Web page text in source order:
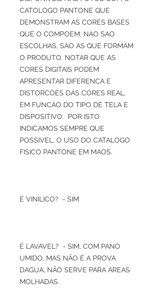
CATOLOGO PANTONE QUE
DEMONSTRAM AS CORES BASES
QUE O COMPOEM, NAO SAO
ESCOLHAS, SAO AS QUE FORMAM
O PRODUTO. NOTAR QUE AS
CORES DIGITAIS PODEM
APRESENTAR DIFERENCA E
DISTORCOES DAS CORES REAL,
EM FUNCAO DO TIPO DE TELA E
DISPOSITIVO. POR ISTO
INDICAMOS SEMPRE QUE
POSSIVEL, O USO DO CATALOGO
FISICO PANTONE EM MAOS.
É VINILICO? - SIM
É LAVAVEL? - SIM, COM PANO
UMIDO, MAS NÃO É A PROVA
DAGUA, NÃO SERVE PARA AREAS
MOLHADAS.